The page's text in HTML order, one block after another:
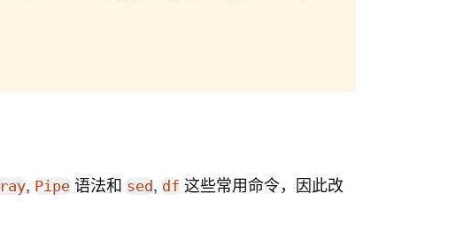
than a certain number of days
表示 30 天前的文件，而 -30 表示 30 内的文件。
When find figures out how many 24-hour periods ago the file
, Pipe 语法和 sed, df 这些常用命令，因此改